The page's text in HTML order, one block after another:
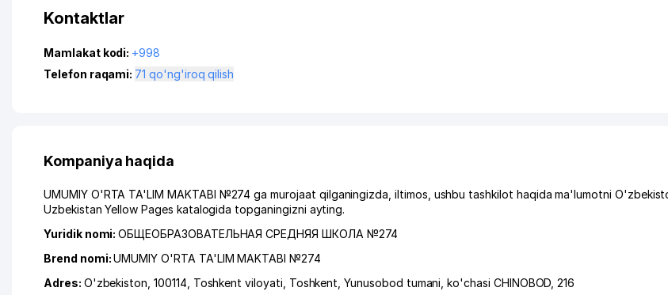
Kontaktlar
Mamlakat kodi: +998
Telefon raqami:
71 qo'ng'iroq qilish
Kompaniya haqida
UMUMIY O'RTA TA'LIM MAKTABI №274 ga murojaat qilganingizda, iltimos, ushbu tashkilot haqida ma'lumotni
Uzbekistan Yellow Pages katalogida topganingizni ayting.
Yuridik nomi:ОБЩЕОБРАЗОВАТЕЛЬНАЯ СРЕДНЯЯ ШКОЛА №274
Brend nomi:UMUMIY O'RTA TA'LIM MAKTABI №274
Adres: O'zbekiston, 100114, Toshkent viloyati Toshkent ,Yunusobod tumani ,ko'chasi CHINOBOD , 216